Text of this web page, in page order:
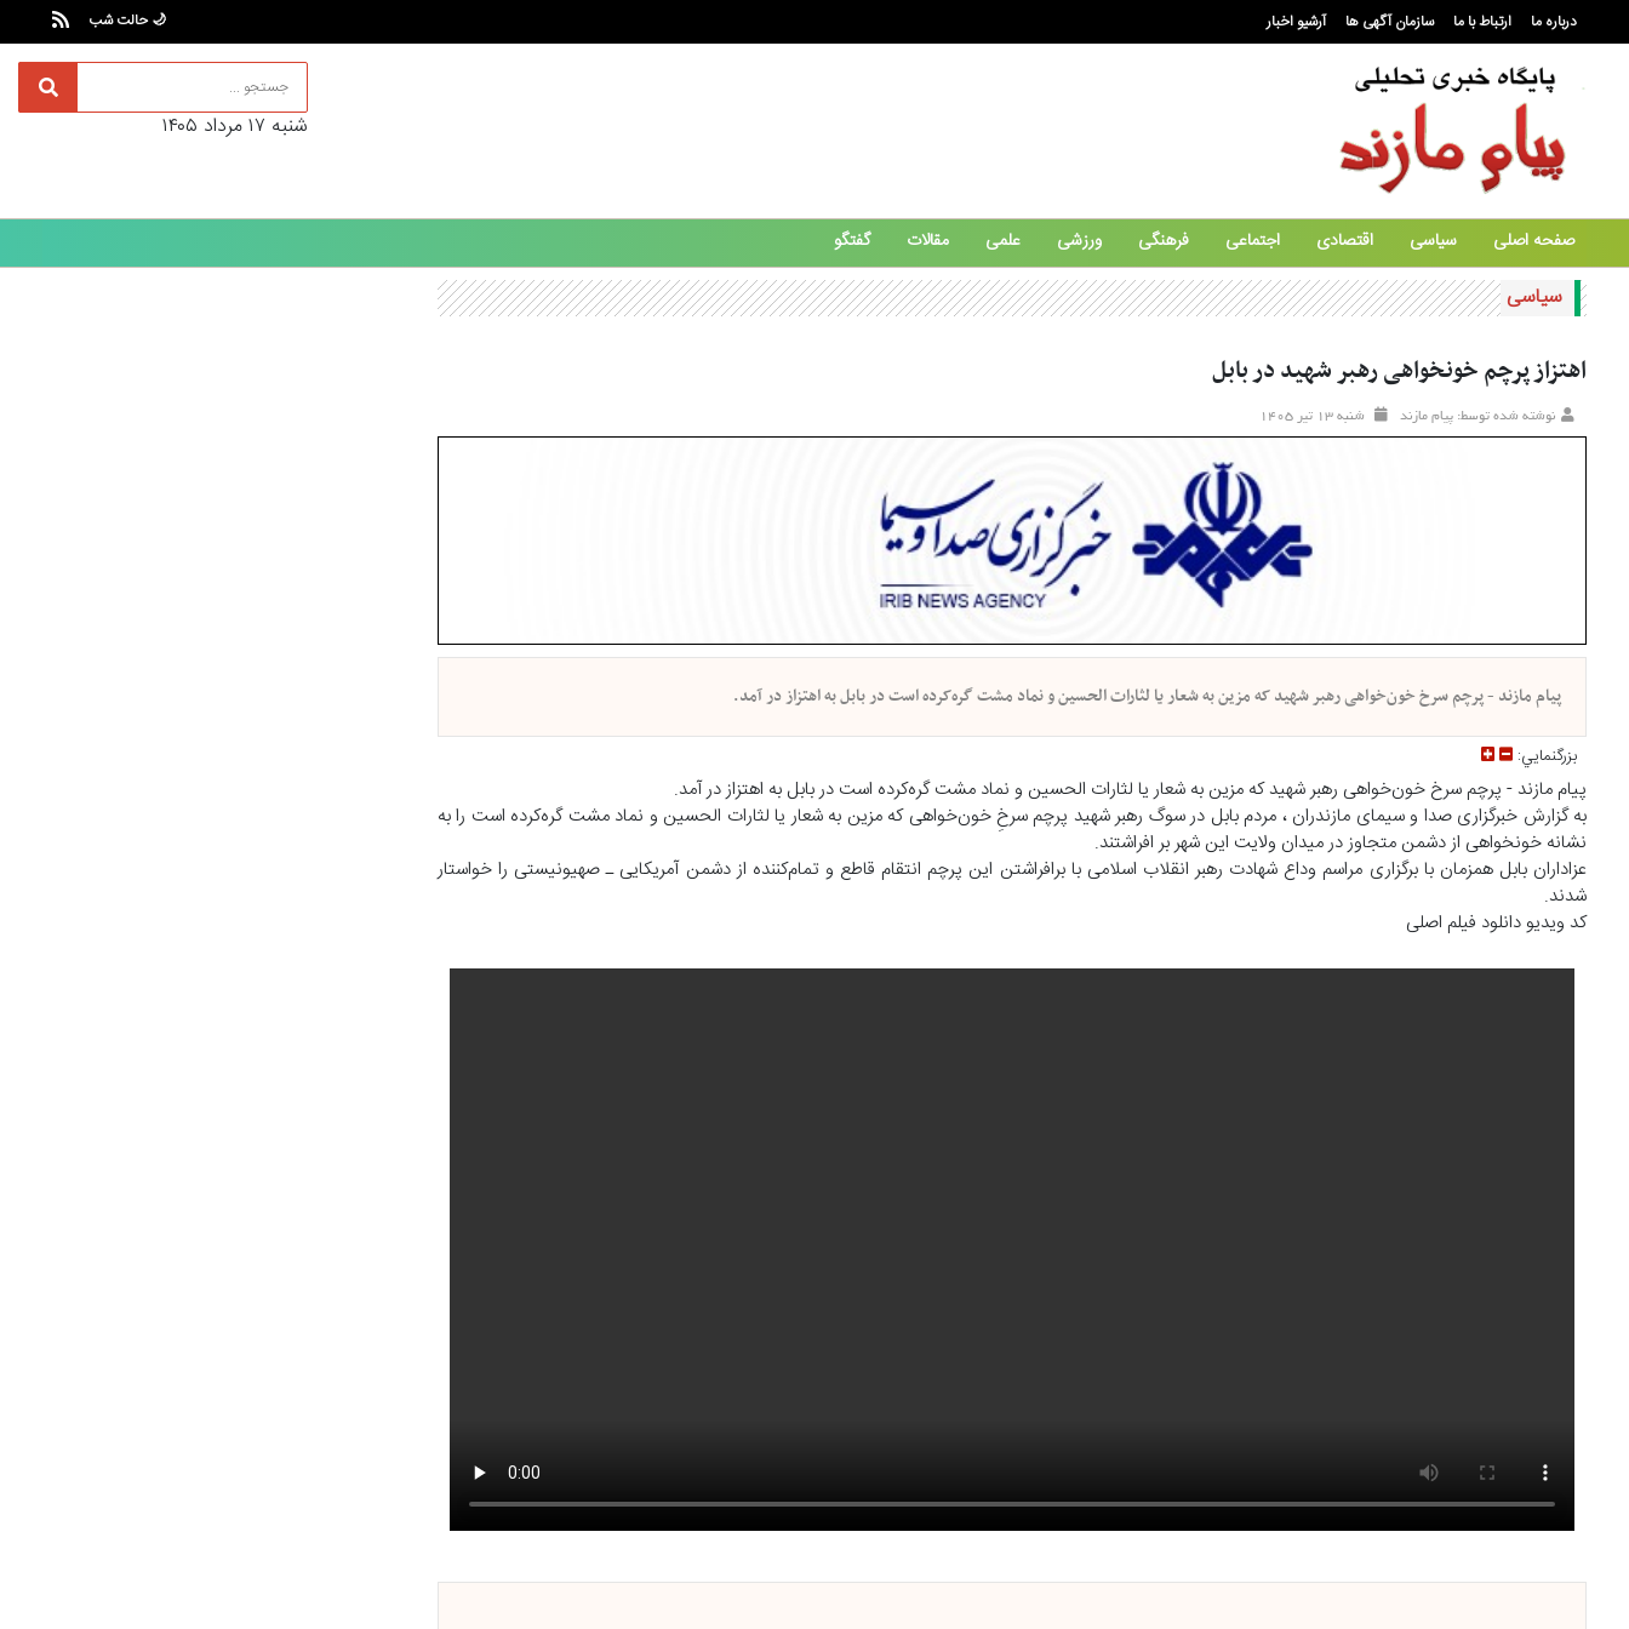
درباره ما ارتباط با ما سازمان آگهی ها آرشیو اخبار 🌙 حالت شب
شنبه ۱۷ مرداد ۱۴۰۵
صفحه اصلی سیاسی اقتصادی اجتماعی فرهنگی ورزشی علمی مقالات گفتگو
سیاسی
اهتزاز پرچم‌ خونخواهی رهبر شهید در بابل
نوشته شده توسط: پیام مازند شنبه ۱۳ تير ۱۴۰۵
پیام مازند - پرچم سرخ خون‌خواهی رهبر شهید که مزین به شعار یا لثارات الحسین و نماد مشت گره‌کرده است در بابل به اهتزاز در آمد.
بزرگنمايي:
پیام مازند - پرچم سرخ خون‌خواهی رهبر شهید که مزین به شعار یا لثارات الحسین و نماد مشت گره‌کرده است در بابل به اهتزاز در آمد.
به گزارش خبرگزاری صدا و سیمای مازندران ، مردم بابل در سوگ رهبر شهید پرچم سرخِ خون‌خواهی که مزین به شعار یا لثارات الحسین و نماد مشت گره‌کرده است را به
نشانه خونخواهی از دشمن متجاوز در میدان ولایت این شهر بر افراشتند.
عزاداران بابل همزمان با برگزاری مراسم وداع شهادت رهبر انقلاب اسلامی با برافراشتن این پرچم انتقام قاطع و تمام‌کننده از دشمن آمریکایی ـ صهیونیستی را خواستار
شدند.
کد ویدیو دانلود فیلم اصلی